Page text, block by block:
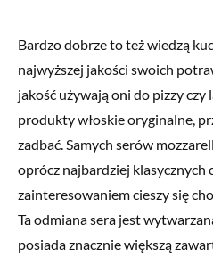
Bardzo dobrze to też wiedzą
najwyższej jakości swoich
jakość używają oni do pizzy
produkty włoskie oryginalne,
zadbać. Samych serów
oprócz najbardziej klasycznych
zainteresowaniem cieszy się
Ta odmiana sera jest
posiada znacznie większą